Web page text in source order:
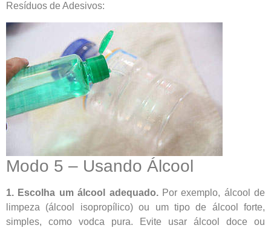
Resíduos de Adesivos:
Modo 5 – Usando Álcool
1. Escolha um álcool adequado.Por exemplo, álcool de
limpeza (álcool isopropílico) ou um tipo de álcool forte,
simples, como vodca pura. Evite usar álcool doce ou